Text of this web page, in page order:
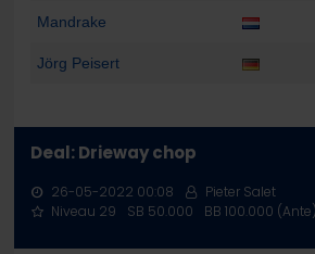
Mandrake
Jörg Peisert
Deal: Drieway chop
26-05-2022 00:08
Pieter Salet
Niveau 29
SB 50.000 BB 100.000 (Ante)